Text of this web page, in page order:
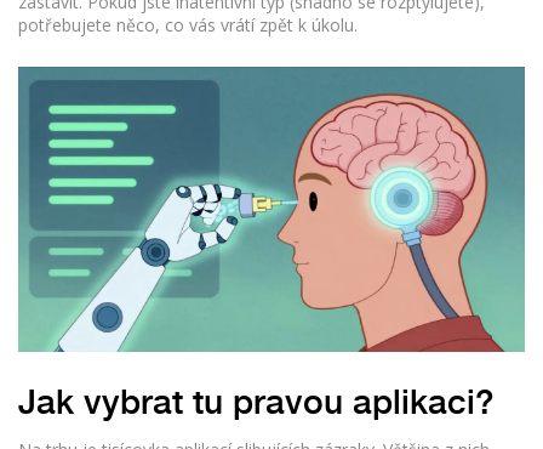
potřebujete něco, co vás vrátí zpět k úkolu.
Jak vybrat tu pravou aplikaci?